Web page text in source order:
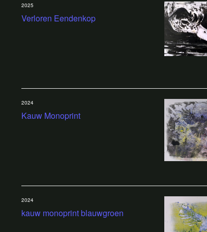
Verloren Eendenkop
2025
Kauw Monoprint
2024
kauw monoprint blauwgroen
2024